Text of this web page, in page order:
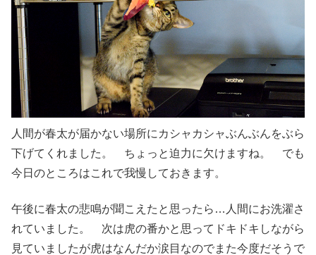
人間が春太が届かない場所にカシャカシャぶんぶんをぶら
下げてくれました。 ちょっと迫力に欠けますね。 でも
今日のところはこれで我慢しておきます。
午後に春太の悲鳴が聞こえたと思ったら…人間にお洗濯さ
れていました。 次は虎の番かと思ってドキドキしながら
見ていましたが虎はなんだか涙目なのでまた今度だそうで